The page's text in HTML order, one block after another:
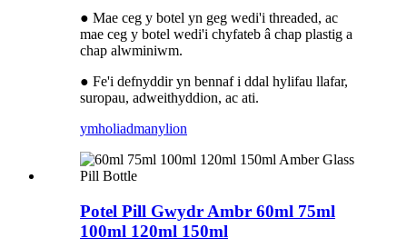
● Mae ceg y botel yn geg wedi'i threaded, ac
mae ceg y botel wedi'i chyfateb â chap plastig a
chap alwminiwm.
● Fe'i defnyddir yn bennaf i ddal hylifau llafar,
suropau, adweithyddion, ac ati.
ymholiadmanylion
Potel Pill Gwydr Ambr 60ml 75ml
100ml 120ml 150ml